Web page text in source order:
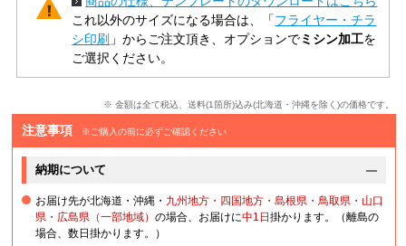
これ以外のサイズになる場合は、「フライヤー・チラ
シ印刷 」からご注文頂き、オプションでミシン加工を
ご選択ください。
※ 金額は全て税込、送料(1箇所)込み(北海道・沖縄を除く)の価格です。
注意事項 ※ご購入の前に必ずご確認ください
納期について
お届け先が北海道・沖縄・ 九州地方・四国地方・島根県・鳥取県・山口
県・広島県（一部地域）の場合、お届けに中1日掛かります。（離島の
場合、数日掛かります。）